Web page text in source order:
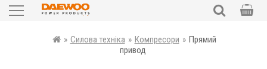
Садова техніка
» Силова техніка » Компресори » Прямий
привод